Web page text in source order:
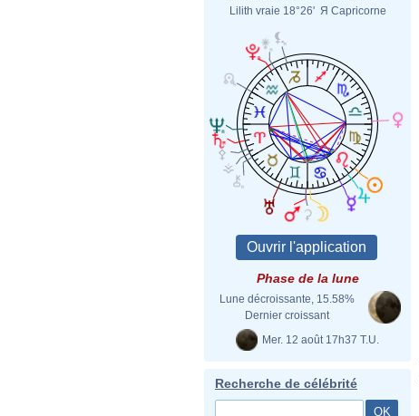
Lilith vraie 18°26' Я Capricorne
Phase de la lune
Lune décroissante, 15.58%
Dernier croissant
Mer. 12 août 17h37 T.U.
Recherche de célébrité